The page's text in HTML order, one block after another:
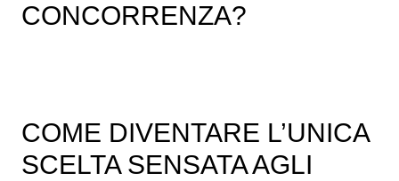
CONCORRENZA?
COME DIVENTARE L’UNICA
SCELTA SENSATA AGLI